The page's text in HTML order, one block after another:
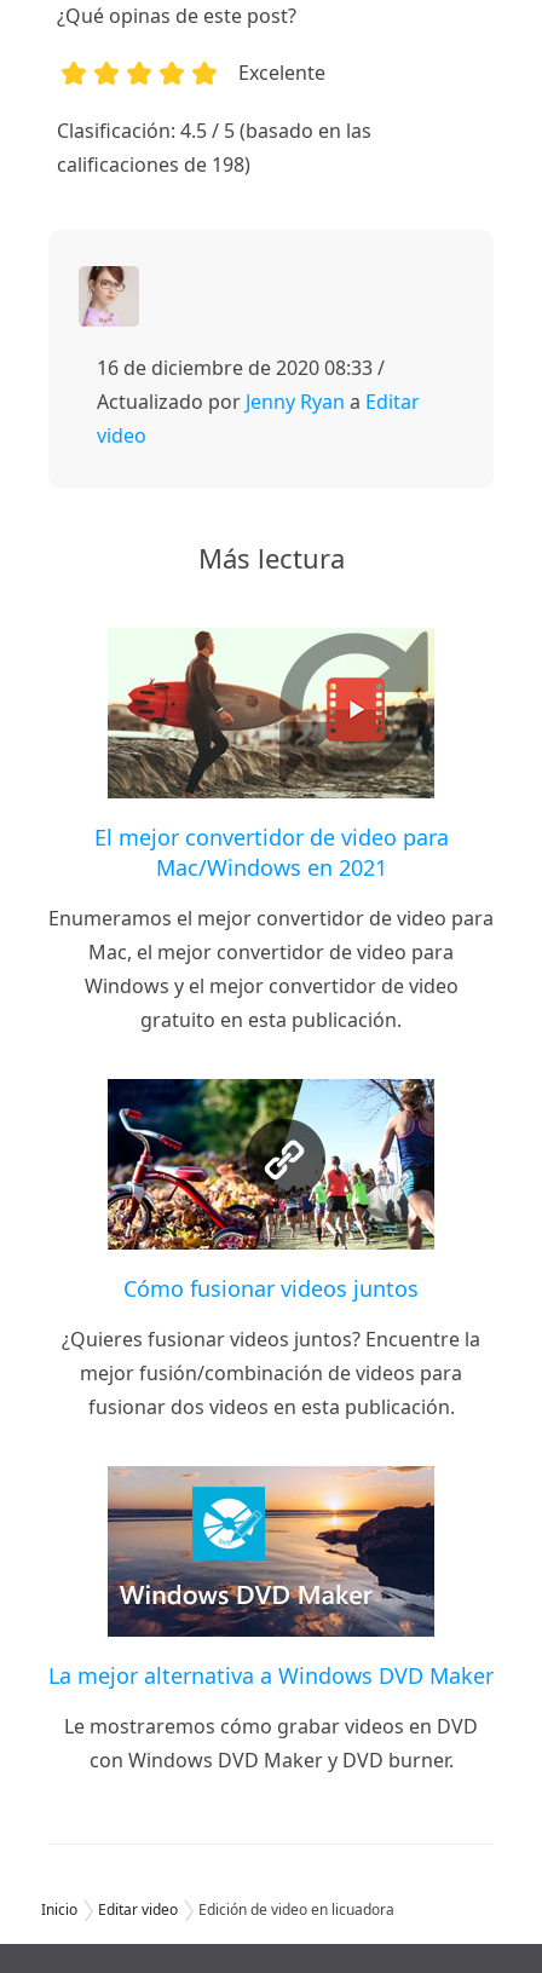
¿Qué opinas de este post?
Excelente
Clasificación: 4.5 / 5 (basado en las
calificaciones de 198)
16 de diciembre de 2020 08:33 /
Actualizado por Jenny Ryan a Editar
video
Más lectura
El mejor convertidor de video para
Mac/Windows en 2021
Enumeramos el mejor convertidor de video para
Mac, el mejor convertidor de video para
Windows y el mejor convertidor de video
gratuito en esta publicación.
Cómo fusionar videos juntos
¿Quieres fusionar videos juntos? Encuentre la
mejor fusión/combinación de videos para
fusionar dos videos en esta publicación.
La mejor alternativa a Windows DVD Maker
Le mostraremos cómo grabar videos en DVD
con Windows DVD Maker y DVD burner.
Inicio Editar video Edición de video en licuadora